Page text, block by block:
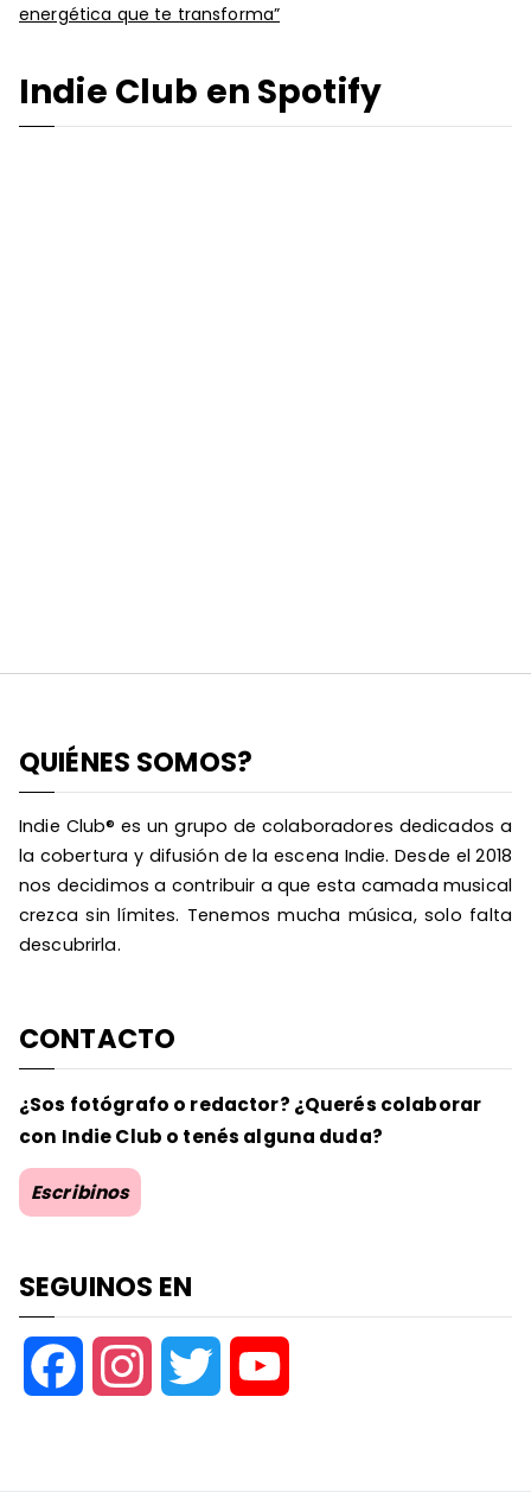
energética que te transforma”
Indie Club en Spotify
QUIÉNES SOMOS?
Indie Club® es un grupo de colaboradores dedicados a
la cobertura y difusión de la escena Indie. Desde el 2018
nos decidimos a contribuir a que esta camada musical
crezca sin límites. Tenemos mucha música, solo falta
descubrirla.
CONTACTO
¿Sos fotógrafo o redactor? ¿Querés colaborar
con Indie Club o tenés alguna duda?
Escribinos
SEGUINOS EN